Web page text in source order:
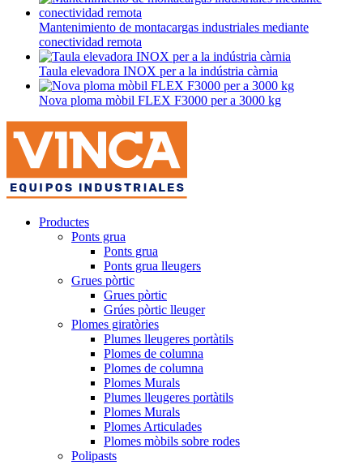
Mantenimiento de montacargas industriales mediante
conectividad remota
Taula elevadora INOX per a la indústria càrnia
Nova ploma mòbil FLEX F3000 per a 3000 kg
Productes
Ponts grua
Ponts grua
Ponts grua lleugers
Grues pòrtic
Grues pòrtic
Grúes pòrtic lleuger
Plomes giratòries
Plumes lleugeres portàtils
Plomes de columna
Plomes de columna
Plomes Murals
Plumes lleugeres portàtils
Plomes Murals
Plomes Articulades
Plomes mòbils sobre rodes
Polipasts